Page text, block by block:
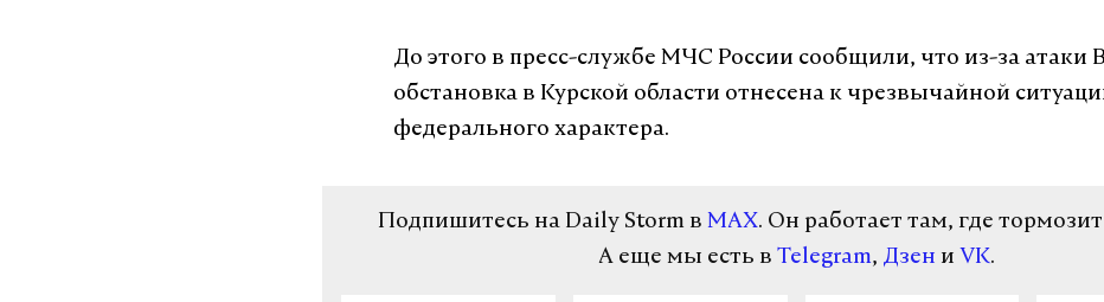
До этого в пресс-службе МЧС России сообщили, что из-за атаки
обстановка в Курской области отнесена к чрезвычайной
федерального характера.
Подпишитесь на Daily Storm в MAX. Он работает там, где
А еще мы есть в Telegram, Дзен и VK.